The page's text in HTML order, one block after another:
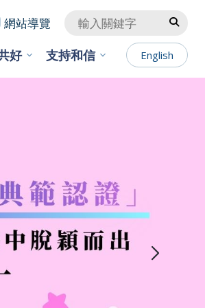
網站導覽
好 支持和信 English